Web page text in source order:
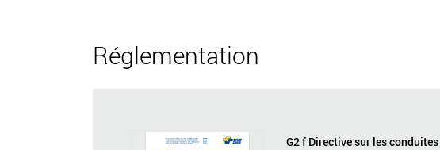
Réglementation
G2 f Directive sur les conduites